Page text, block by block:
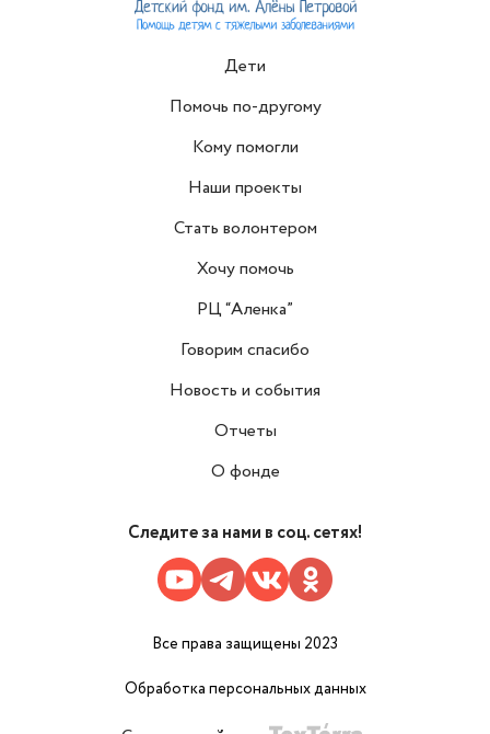
Дети
Помочь по-другому
Кому помогли
Наши проекты
Стать волонтером
Хочу помочь
РЦ “Аленка”
Говорим спасибо
Новость и события
Отчеты
О фонде
Следите за нами в соц. сетях!
Все права защищены 2023
Обработка персональных данных